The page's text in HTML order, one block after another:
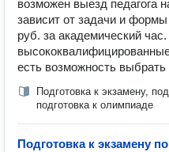
возможен выезд педагога
зависит от задачи и
руб. за академический
есть возможность выбрать
Подготовка к экзамену,
подготовка к олимпиаде
Подготовка к экзамену